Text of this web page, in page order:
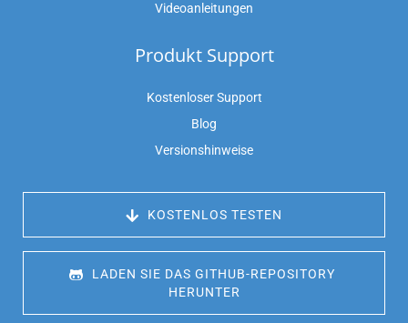
Videoanleitungen
Produkt Support
Kostenloser Support
Blog
Versionshinweise
KOSTENLOS TESTEN
LADEN SIE DAS GITHUB-REPOSITORY
HERUNTER